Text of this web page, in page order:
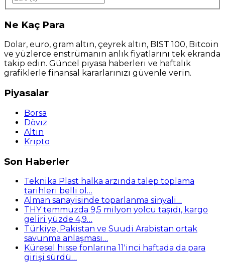
Ne Kaç Para
Dolar, euro, gram altın, çeyrek altın, BIST 100, Bitcoin
ve yüzlerce enstrümanın anlık fiyatlarını tek ekranda
takip edin. Güncel piyasa haberleri ve haftalık
grafiklerle finansal kararlarınızı güvenle verin.
Piyasalar
Borsa
Döviz
Altın
Kripto
Son Haberler
Teknika Plast halka arzında talep toplama
tarihleri belli ol…
Alman sanayisinde toparlanma sinyali…
THY temmuzda 9,5 milyon yolcu taşıdı, kargo
geliri yüzde 4,9…
Türkiye, Pakistan ve Suudi Arabistan ortak
savunma anlaşması…
Küresel hisse fonlarına 11'inci haftada da para
girişi sürdü…